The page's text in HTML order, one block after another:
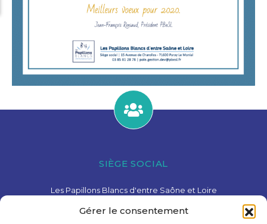
Gérer le consentement
SIÈGE SOCIAL
Les Papillons Blancs d'entre Saône et Loire
03 85 81 28 78
contact@pbesl.fr